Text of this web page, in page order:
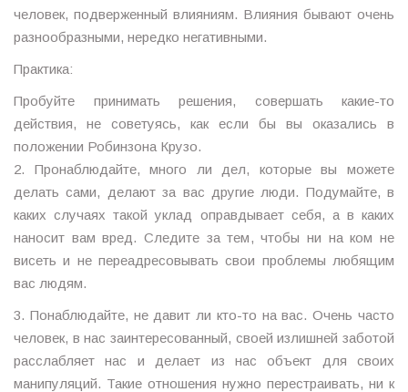
человек, подверженный влияниям. Влияния бывают очень
разнообразными, нередко негативными.
Практика:
Пробуйте принимать решения, совершать какие-то
действия, не советуясь, как если бы вы оказались в
положении Робинзона Крузо.
2. Пронаблюдайте, много ли дел, которые вы можете
делать сами, делают за вас другие люди. Подумайте, в
каких случаях такой уклад оправдывает себя, а в каких
наносит вам вред. Следите за тем, чтобы ни на ком не
висеть и не переадресовывать свои проблемы любящим
вас людям.
3. Понаблюдайте, не давит ли кто-то на вас. Очень часто
человек, в нас заинтересованный, своей излишней заботой
расслабляет нас и делает из нас объект для своих
манипуляций. Такие отношения нужно перестраивать, ни к